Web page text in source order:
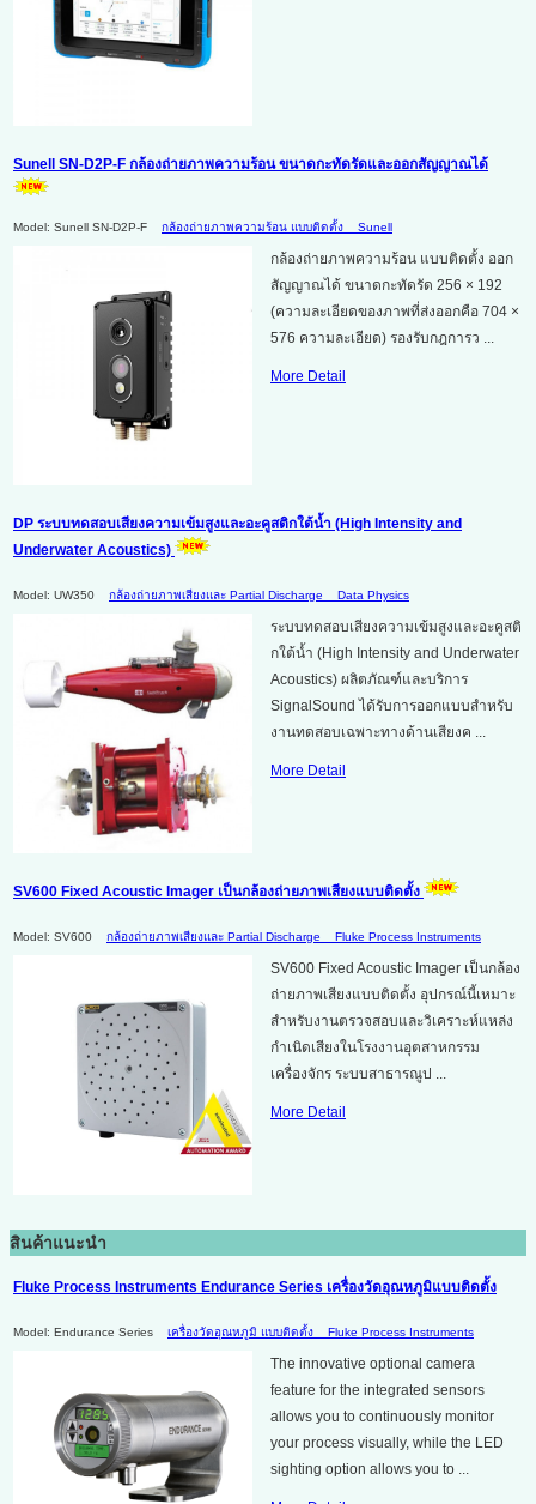
Sunell SN-D2P-F กล้องถ่ายภาพความร้อน ขนาดกะทัดรัดและออกสัญญาณได้
Model: Sunell SN-D2P-F กล้องถ่ายภาพความร้อน แบบติดตั้ง Sunell
กล้องถ่ายภาพความร้อน แบบติดตั้ง ออก
สัญญาณได้ ขนาดกะทัดรัด 256 × 192
(ความละเอียดของภาพที่ส่งออกคือ 704 ×
576 ความละเอียด) รองรับกฎการว ...
More Detail
DP ระบบทดสอบเสียงความเข้มสูงและอะคูสติกใต้น้ำ (High Intensity and
Underwater Acoustics)
Model: UW350 กล้องถ่ายภาพเสียงและ Partial Discharge Data Physics
ระบบทดสอบเสียงความเข้มสูงและอะคูสติ
กใต้น้ำ (High Intensity and Underwater
Acoustics) ผลิตภัณฑ์และบริการ
SignalSound ได้รับการออกแบบสำหรับ
งานทดสอบเฉพาะทางด้านเสียงค ...
More Detail
SV600 Fixed Acoustic Imager เป็นกล้องถ่ายภาพเสียงแบบติดตั้ง
Model: SV600 กล้องถ่ายภาพเสียงและ Partial Discharge Fluke Process Instruments
SV600 Fixed Acoustic Imager เป็นกล้อง
ถ่ายภาพเสียงแบบติดตั้ง อุปกรณ์นี้เหมาะ
สำหรับงานตรวจสอบและวิเคราะห์แหล่ง
กำเนิดเสียงในโรงงานอุตสาหกรรม
เครื่องจักร ระบบสาธารณูป ...
More Detail
สินค้าแนะนำ
Fluke Process Instruments Endurance Series เครื่องวัดอุณหภูมิแบบติดตั้ง
Model: Endurance Series เครื่องวัดอุณหภูมิ แบบติดตั้ง Fluke Process Instruments
The innovative optional camera
feature for the integrated sensors
allows you to continuously monitor
your process visually, while the LED
sighting option allows you to ...